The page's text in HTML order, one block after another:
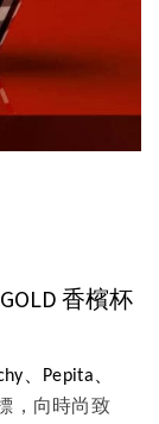
香檳杯
、Pepita、
， 向時尚致